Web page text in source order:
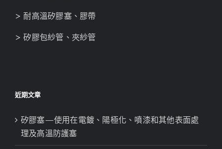
> 耐高溫矽膠塞、膠帶
> 矽膠包紗管、夾紗管
近期文章
矽膠塞—使用在電鍍、陽極化、噴漆和其他表面處
理及高溫防護塞